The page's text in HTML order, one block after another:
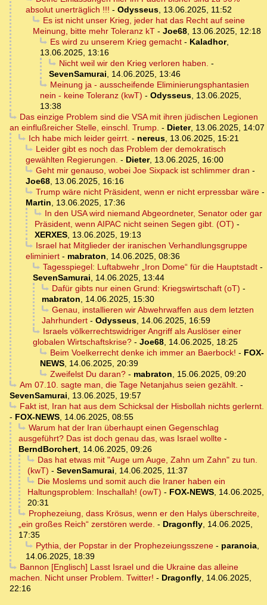
absolut unerträglich !!! - Odysseus, 13.06.2025, 11:52
Es ist nicht unser Krieg, jeder hat das Recht auf seine
Meinung, bitte mehr Toleranz kT - Joe68, 13.06.2025, 12:18
Es wird zu unserem Krieg gemacht- Kaladhor,
13.06.2025, 13:16
Nicht weil wir den Krieg verloren haben. -
SevenSamurai, 14.06.2025, 13:46
Meinung ja - ausscheifende Eliminierungsphantasien
nein - keine Toleranz (kwT) - Odysseus, 13.06.2025,
13:38
Das einzige Problem sind die VSA mit ihren jüdischen Legionen
an einflußreicher Stelle, einschl. Trump. - Dieter, 13.06.2025, 14:07
Ich habe mich leider geirrt. - nereus, 13.06.2025, 15:21
Leider gibt es noch das Problem der demokratisch
gewählten Regierungen. - Dieter, 13.06.2025, 16:00
Geht mir genauso, wobei Joe Sixpack ist schlimmer dran -
Joe68, 13.06.2025, 16:16
Trump wäre nicht Präsident, wenn er nicht erpressbar wäre-
Martin, 13.06.2025, 17:36
In den USA wird niemand Abgeordneter, Senator oder gar
Präsident, wenn AIPAC nicht seinen Segen gibt. (OT) -
XERXES, 13.06.2025, 19:13
Israel hat Mitglieder der iranischen Verhandlungsgruppe
eliminiert - mabraton, 14.06.2025, 08:36
Tagesspiegel: Luftabwehr „Iron Dome“ für die Hauptstadt-
SevenSamurai, 14.06.2025, 13:44
Dafür gibts nur einen Grund: Kriegswirtschaft (oT) -
mabraton, 14.06.2025, 15:30
Genau, installieren wir Abwehrwaffen aus dem letzten
Jahrhundert - Odysseus, 14.06.2025, 16:59
Israels völkerrechtswidriger Angriff als Auslöser einer
globalen Wirtschaftskrise? - Joe68, 14.06.2025, 18:25
Beim Voelkerrecht denke ich immer an Baerbock! - FOX-
NEWS, 14.06.2025, 20:39
Zweifelst Du daran?- mabraton, 15.06.2025, 09:20
Am 07.10. sagte man, die Tage Netanjahus seien gezählt. -
SevenSamurai, 13.06.2025, 19:57
Fakt ist, Iran hat aus dem Schicksal der Hisbollah nichts gerlernt.
- FOX-NEWS, 14.06.2025, 08:55
Warum hat der Iran überhaupt einen Gegenschlag
ausgeführt? Das ist doch genau das, was Israel wollte -
BerndBorchert, 14.06.2025, 09:26
Das hat etwas mit "Auge um Auge, Zahn um Zahn" zu tun.
(kwT) - SevenSamurai, 14.06.2025, 11:37
Die Moslems und somit auch die Iraner haben ein
Haltungsproblem: Inschallah! (owT) - FOX-NEWS, 14.06.2025,
20:31
Prophezeiung, dass Krösus, wenn er den Halys überschreite,
„ein großes Reich“ zerstören werde. - Dragonfly, 14.06.2025,
17:35
Pythia, der Popstar in der Prophezeiungsszene- paranoia,
14.06.2025, 18:39
Bannon [Englisch] Lasst Israel und die Ukraine das alleine
machen. Nicht unser Problem. Twitter! - Dragonfly, 14.06.2025,
22:16